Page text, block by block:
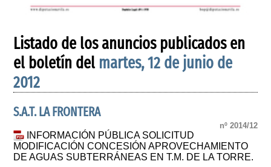
Listado de los anuncios publicados en
el boletín del martes, 12 de junio de
2012
S.A.T. LA FRONTERA
nº 2014/12
INFORMACIÓN PÚBLICA SOLICITUD
MODIFICACIÓN CONCESIÓN APROVECHAMIENTO
DE AGUAS SUBTERRÁNEAS EN T.M. DE LA TORRE.